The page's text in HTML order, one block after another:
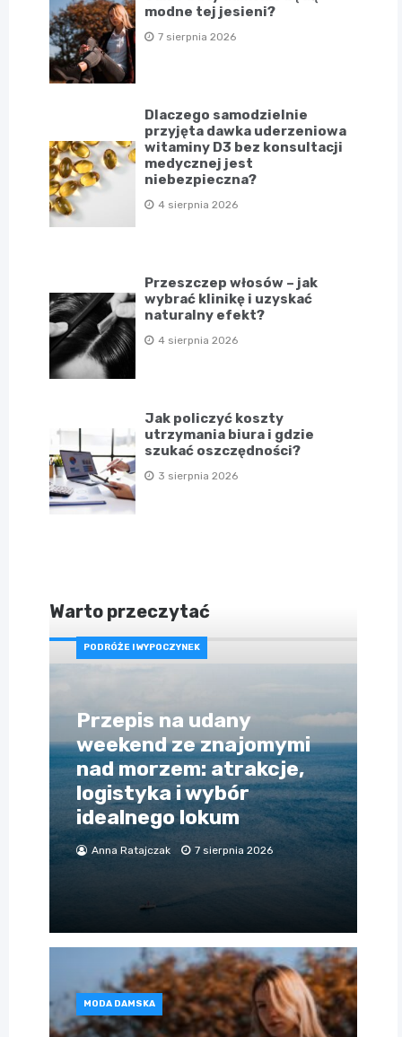
modne tej jesieni?
7 sierpnia 2026
Dlaczego samodzielnie
przyjęta dawka uderzeniowa
witaminy D3 bez konsultacji
medycznej jest
niebezpieczna?
4 sierpnia 2026
Przeszczep włosów – jak
wybrać klinikę i uzyskać
naturalny efekt?
4 sierpnia 2026
Jak policzyć koszty
utrzymania biura i gdzie
szukać oszczędności?
3 sierpnia 2026
Warto przeczytać
PODRÓŻE I WYPOCZYNEK
Przepis na udany
weekend ze znajomymi
nad morzem: atrakcje,
logistyka i wybór
idealnego lokum
Anna Ratajczak 7 sierpnia 2026
MODA DAMSKA